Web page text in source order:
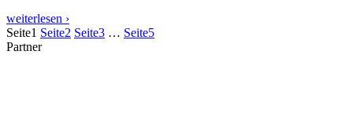
weiterlesen ›
Seite1 Seite2 Seite3 … Seite5
Partner